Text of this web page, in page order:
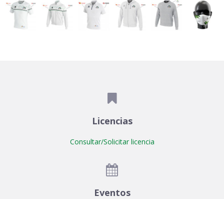

Licencias
Consultar/Solicitar licencia

Eventos